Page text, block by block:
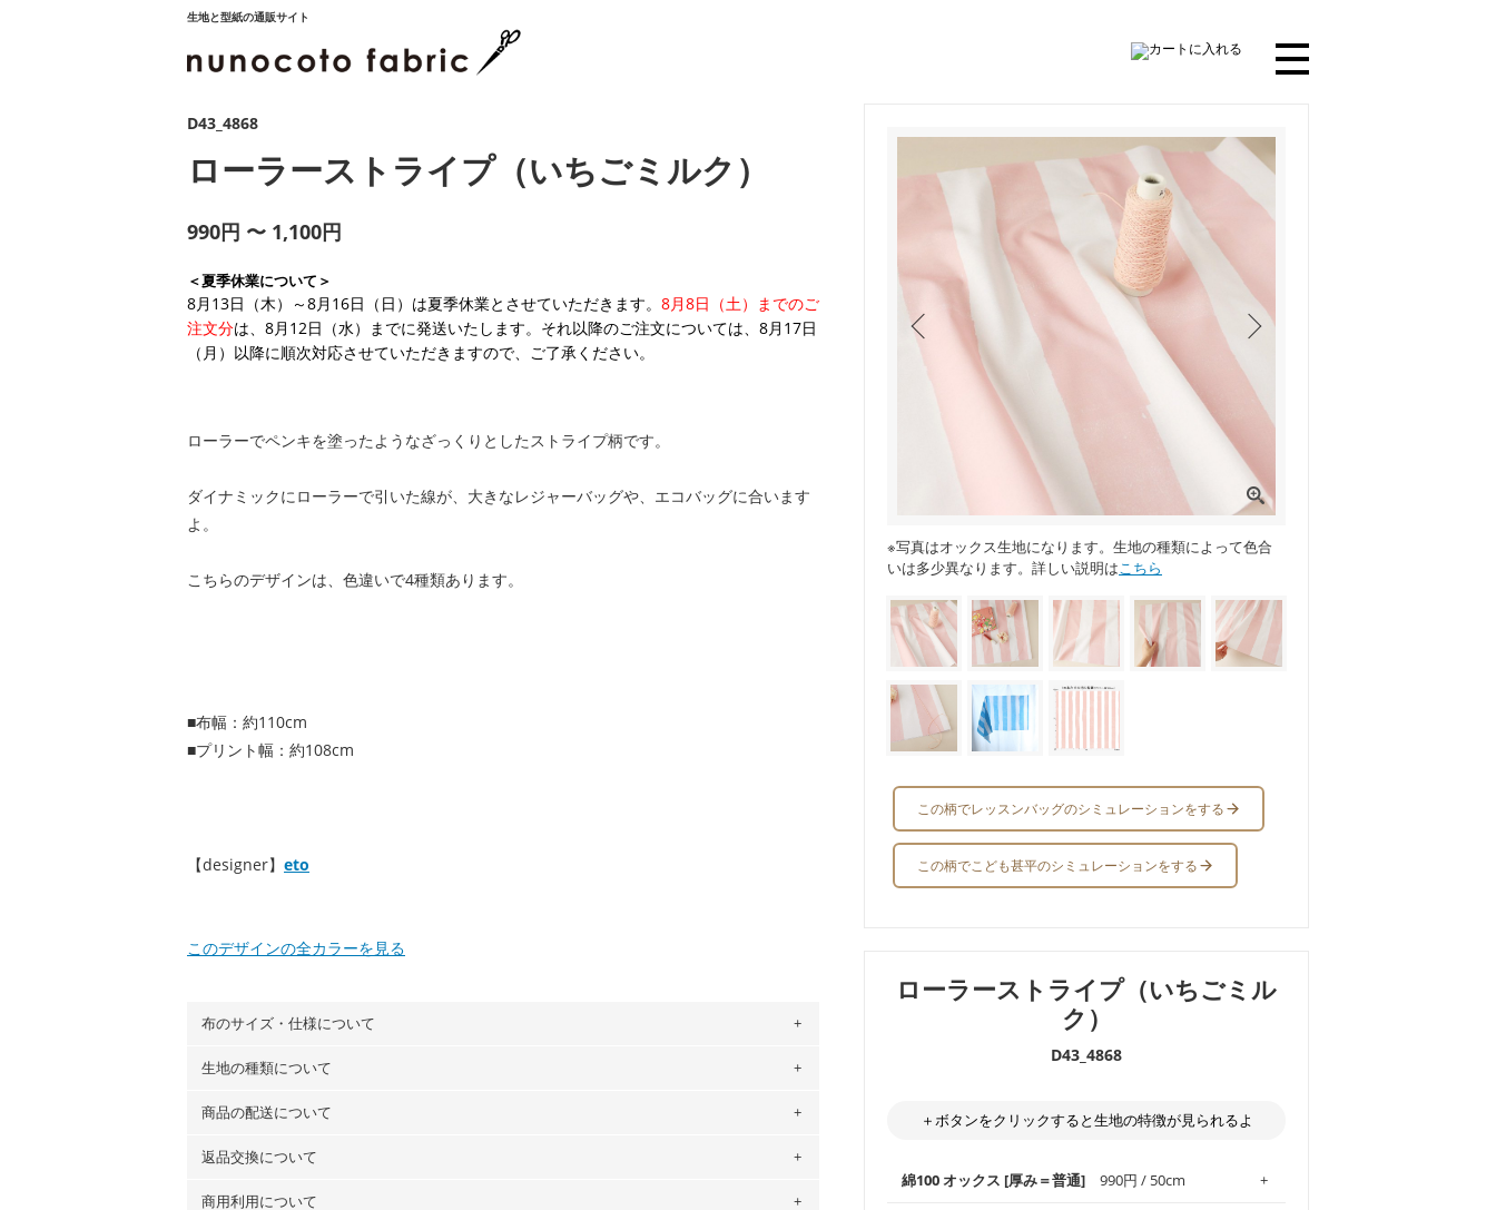
生地と型紙の通販サイト
※写真はオックス生地になります。生地の種類によって色合
いは多少異なります。詳しい説明はこちら
この柄でレッスンバッグのシミュレーションをする
この柄でこども甚平のシミュレーションをする
ローラーストライプ（いちごミル
ク）
D43_4868
＋ボタンをクリックすると生地の特徴が見られるよ
綿100 オックス [厚み＝普通] 990円 / 50cm
D43_4868
ローラーストライプ（いちごミルク）
990円 〜 1,100円
＜夏季休業について＞
8月13日（木）～8月16日（日）は夏季休業とさせていただきます。 8月8日（土）までのご
注文分は、8月12日（水）までに発送いたします。それ以降のご注文については、8月17日
（月）以降に順次対応させていただきますので、ご了承ください。
ローラーでペンキを塗ったようなざっくりとしたストライプ柄です。
ダイナミックにローラーで引いた線が、大きなレジャーバッグや、エコバッグに合います
よ。
こちらのデザインは、色違いで4種類あります。
■布幅：約110cm
■プリント幅：約108cm
【designer】 eto
このデザインの全カラーを見る
布のサイズ・仕様について
布の長さは50cm単位での販売になります。
生地の種類について
・現在、すべてのデザインのプリントに使用している生地は６種類です。素材は
ーン）・コットンリネン（ビエラ織）・100％コットン（ツイル）・100％コットン
（キャンバス・11号帆布）です。
商品の配送について
・ネコポスでの配送は、布は2mまで型紙は2個までとなります（一部例外有り）それ
返品交換について
商用利用について